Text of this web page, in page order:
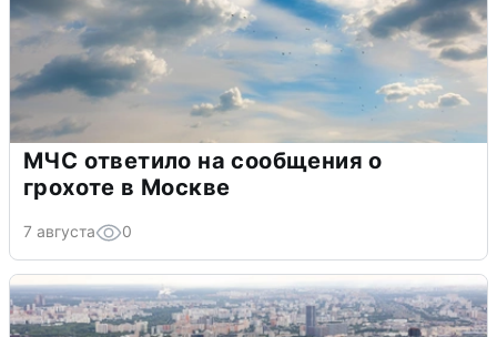
МЧС ответило на сообщения о
грохоте в Москве
7 августа 0